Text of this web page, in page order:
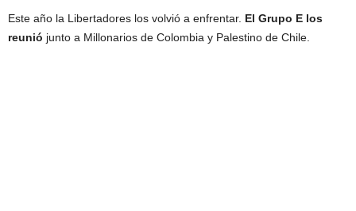
Este año la Libertadores los volvió a enfrentar. El Grupo E los
reunió junto a Millonarios de Colombia y Palestino de Chile.